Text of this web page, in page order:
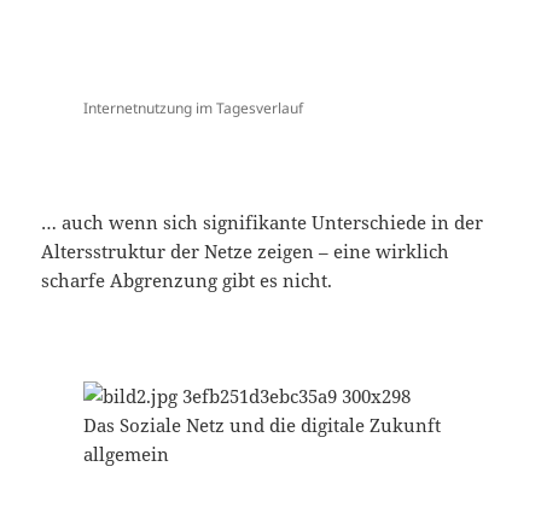
Internetnutzung im Tagesverlauf
… auch wenn sich signifikante Unterschiede in der
Altersstruktur der Netze zeigen – eine wirklich
scharfe Abgrenzung gibt es nicht.